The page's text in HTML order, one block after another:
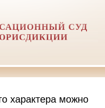
СУД
характера можно